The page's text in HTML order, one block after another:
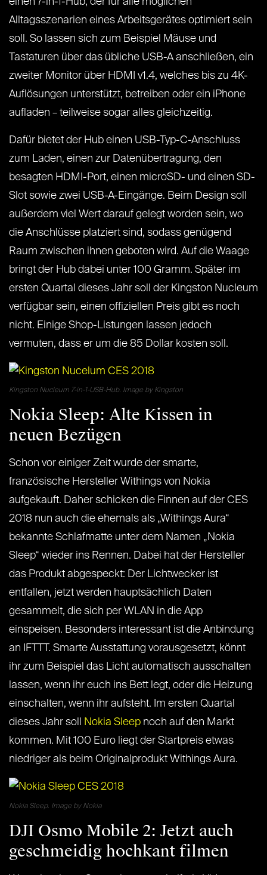
Alltagsszenarien eines Arbeitsgerätes optimiert sein
soll. So lassen sich zum Beispiel Mäuse und
Tastaturen über das übliche USB-A anschließen, ein
zweiter Monitor über HDMI v1.4, welches bis zu 4K-
Auflösungen unterstützt, betreiben oder ein iPhone
aufladen – teilweise sogar alles gleichzeitig.
Dafür bietet der Hub einen USB-Typ-C-Anschluss
zum Laden, einen zur Datenübertragung, den
besagten HDMI-Port, einen microSD- und einen SD-
Slot sowie zwei USB-A-Eingänge. Beim Design soll
außerdem viel Wert darauf gelegt worden sein, wo
die Anschlüsse platziert sind, sodass genügend
Raum zwischen ihnen geboten wird. Auf die Waage
bringt der Hub dabei unter 100 Gramm. Später im
ersten Quartal dieses Jahr soll der Kingston Nucleum
verfügbar sein, einen offiziellen Preis gibt es noch
nicht. Einige Shop-Listungen lassen jedoch
vermuten, dass er um die 85 Dollar kosten soll.
Kingston Nucleum 7-in-1-USB-Hub. Image by Kingston
Nokia Sleep: Alte Kissen in
neuen Bezügen
Schon vor einiger Zeit wurde der smarte,
französische Hersteller Withings von Nokia
aufgekauft. Daher schicken die Finnen auf der CES
2018 nun auch die ehemals als „Withings Aura“
bekannte Schlafmatte unter dem Namen „Nokia
Sleep“ wieder ins Rennen. Dabei hat der Hersteller
das Produkt abgespeckt: Der Lichtwecker ist
entfallen, jetzt werden hauptsächlich Daten
gesammelt, die sich per WLAN in die App
einspeisen. Besonders interessant ist die Anbindung
an IFTTT. Smarte Ausstattung vorausgesetzt, könnt
ihr zum Beispiel das Licht automatisch ausschalten
lassen, wenn ihr euch ins Bett legt, oder die Heizung
einschalten, wenn ihr aufsteht. Im ersten Quartal
dieses Jahr soll
Nokia Sleep noch auf den Markt
kommen. Mit 100 Euro liegt der Startpreis etwas
niedriger als beim Originalprodukt Withings Aura.
Nokia Sleep. Image by Nokia
DJI Osmo Mobile 2: Jetzt auch
geschmeidig hochkant filmen